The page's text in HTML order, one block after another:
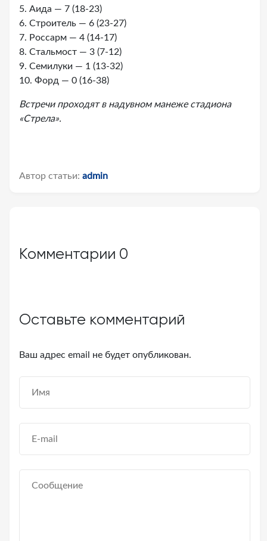
5. Аида — 7 (18-23)
6. Строитель — 6 (23-27)
7. Россарм — 4 (14-17)
8. Стальмост — 3 (7-12)
9. Семилуки — 1 (13-32)
10. Форд — 0 (16-38)
Встречи проходят в надувном манеже стадиона
«Стрела».
Автор статьи: admin
Комментарии 0
Оставьте комментарий
Ваш адрес email не будет опубликован.